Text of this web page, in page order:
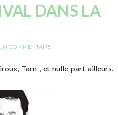
DANS LA
COMMENTAIRE
Tarn , et nulle part ailleurs.